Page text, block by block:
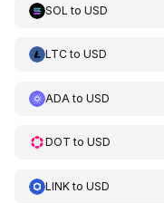
SOL to USD
LTCto USD
ADA to USD
DOT to USD
LINKto USD